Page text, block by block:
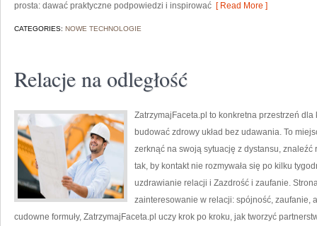
prosta: dawać praktyczne podpowiedzi i inspirować [ Read More ]
CATEGORIES: NOWE TECHNOLOGIE
Relacje na odległość
ZatrzymajFaceta.pl to konkretna przestrzeń
budować zdrowy układ bez udawania. To
zerknąć na swoją sytuację z dystansu,
tak, by kontakt nie rozmywała się po kilku
uzdrawianie relacji i Zazdrość i zaufanie.
zainteresowanie w relacji: spójność, zaufanie,
cudowne formuły, ZatrzymajFaceta.pl uczy krok po kroku, jak tworzyć